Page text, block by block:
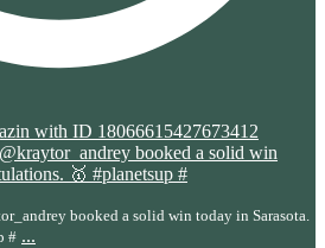
with ID 18066615427673412
booked a solid win today in Sarasota.
# ...